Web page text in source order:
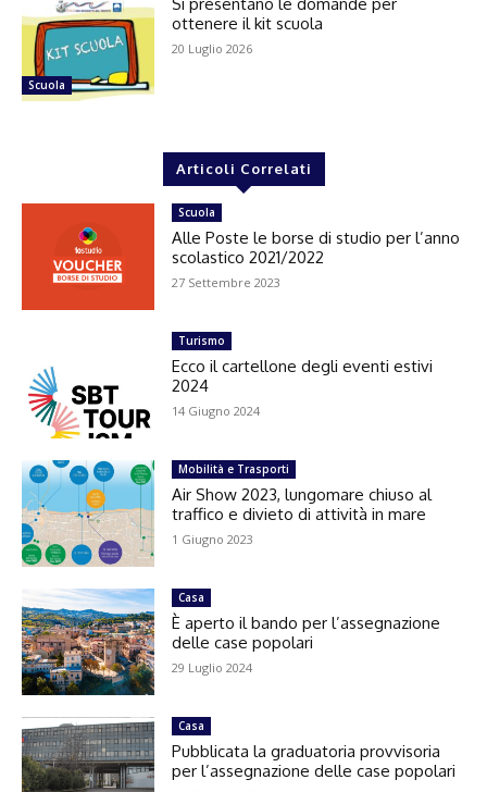
Scuola
ottenere il kit scuola
20 Luglio 2026
Articoli Correlati
Scuola
Alle Poste le borse di studio per l’anno
scolastico 2021/2022
27 Settembre 2023
Turismo
Ecco il cartellone degli eventi estivi
2024
14 Giugno 2024
Mobilità e Trasporti
Air Show 2023, lungomare chiuso al
traffico e divieto di attività in mare
1 Giugno 2023
Casa
È aperto il bando per l’assegnazione
delle case popolari
29 Luglio 2024
Casa
Pubblicata la graduatoria provvisoria
per l’assegnazione delle case popolari